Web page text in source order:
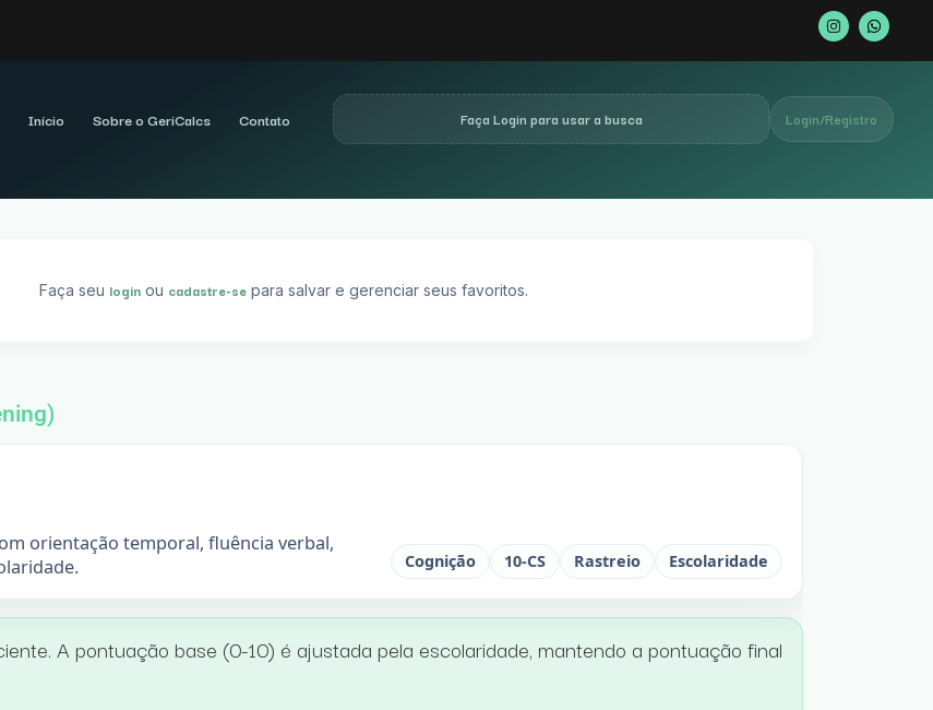
Início Sobre o GeriCalcs Contato Faça Login para usar a busca Login/Registro
Faça seu loginou cadastre-separa salvar e gerenciar seus favoritos.
orientação temporal, fluência verbal,
Cognição 10-CS Rastreio Escolaridade
A pontuação base (0-10) é ajustada pela escolaridade, mantendo a pontuação final